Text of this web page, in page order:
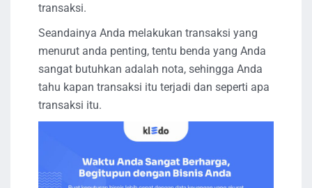
transaksi.
Seandainya Anda melakukan transaksi yang
menurut anda penting, tentu benda yang Anda
sangat butuhkan adalah nota, sehingga Anda
tahu kapan transaksi itu terjadi dan seperti apa
transaksi itu.